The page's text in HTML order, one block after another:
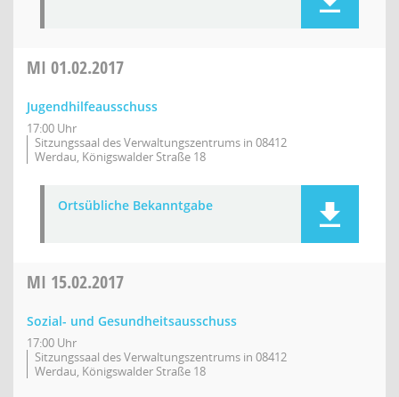
MI 01.02.2017
Jugendhilfeausschuss
17:00 Uhr
Sitzungssaal des Verwaltungszentrums in 08412
Werdau, Königswalder Straße 18
Ortsübliche Bekanntgabe
MI 15.02.2017
Sozial- und Gesundheitsausschuss
17:00 Uhr
Sitzungssaal des Verwaltungszentrums in 08412
Werdau, Königswalder Straße 18